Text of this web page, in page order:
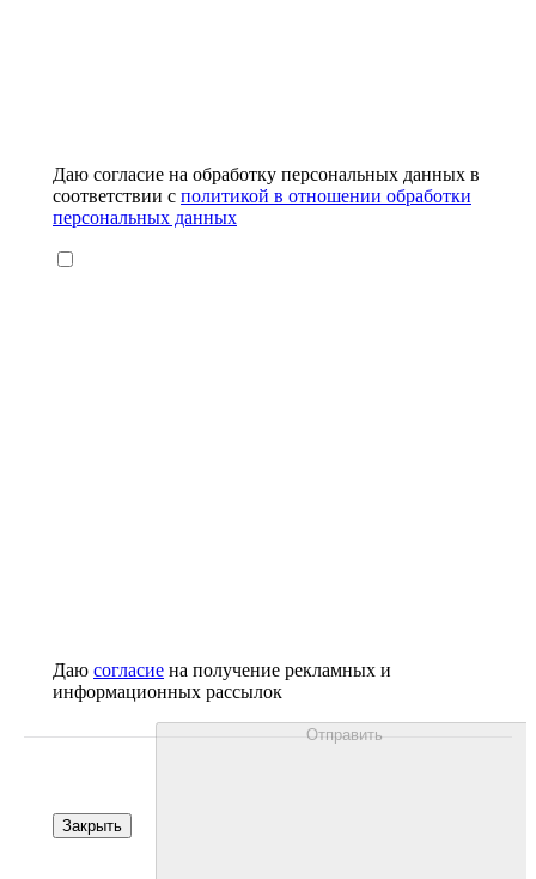
Даю согласие на обработку персональных данных в
соответствии с политикой в отношении обработки
персональных данных
Даю согласие на получение рекламных и
информационных рассылок
Закрыть
Отправить